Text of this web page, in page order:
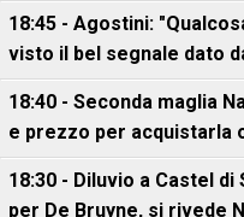
18:45 - Agostini:
visto il bel segnale dato
18:40 - Seconda maglia
e prezzo per acquistarla
18:30 - Diluvio a Castel
per De Bruyne, si rivede